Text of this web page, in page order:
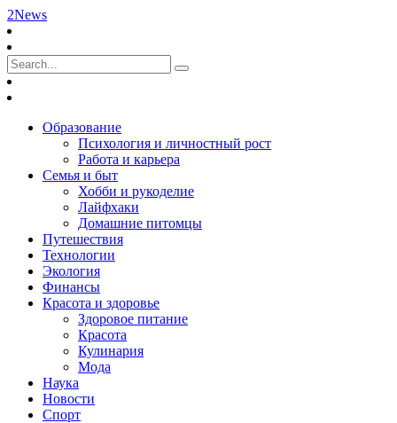
2News
Образование
Психология и личностный рост
Работа и карьера
Семья и быт
Хобби и рукоделие
Лайфхаки
Домашние питомцы
Путешествия
Технологии
Экология
Финансы
Красота и здоровье
Здоровое питание
Красота
Кулинария
Мода
Наука
Новости
Спорт